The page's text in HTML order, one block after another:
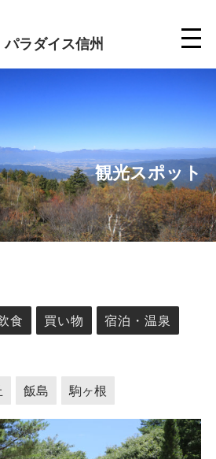
ラダイス信州
観光スポット
食 買い物 宿泊・温泉
飯島 駒ヶ根